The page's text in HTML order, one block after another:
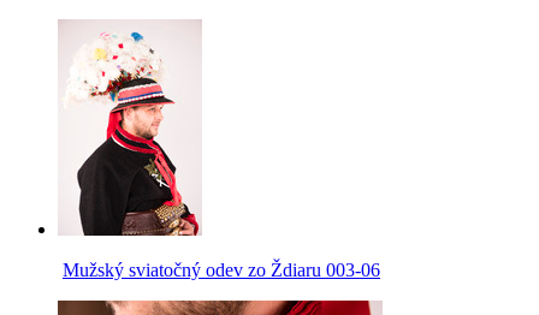
Mužský sviatočný odev zo Ždiaru 003-06